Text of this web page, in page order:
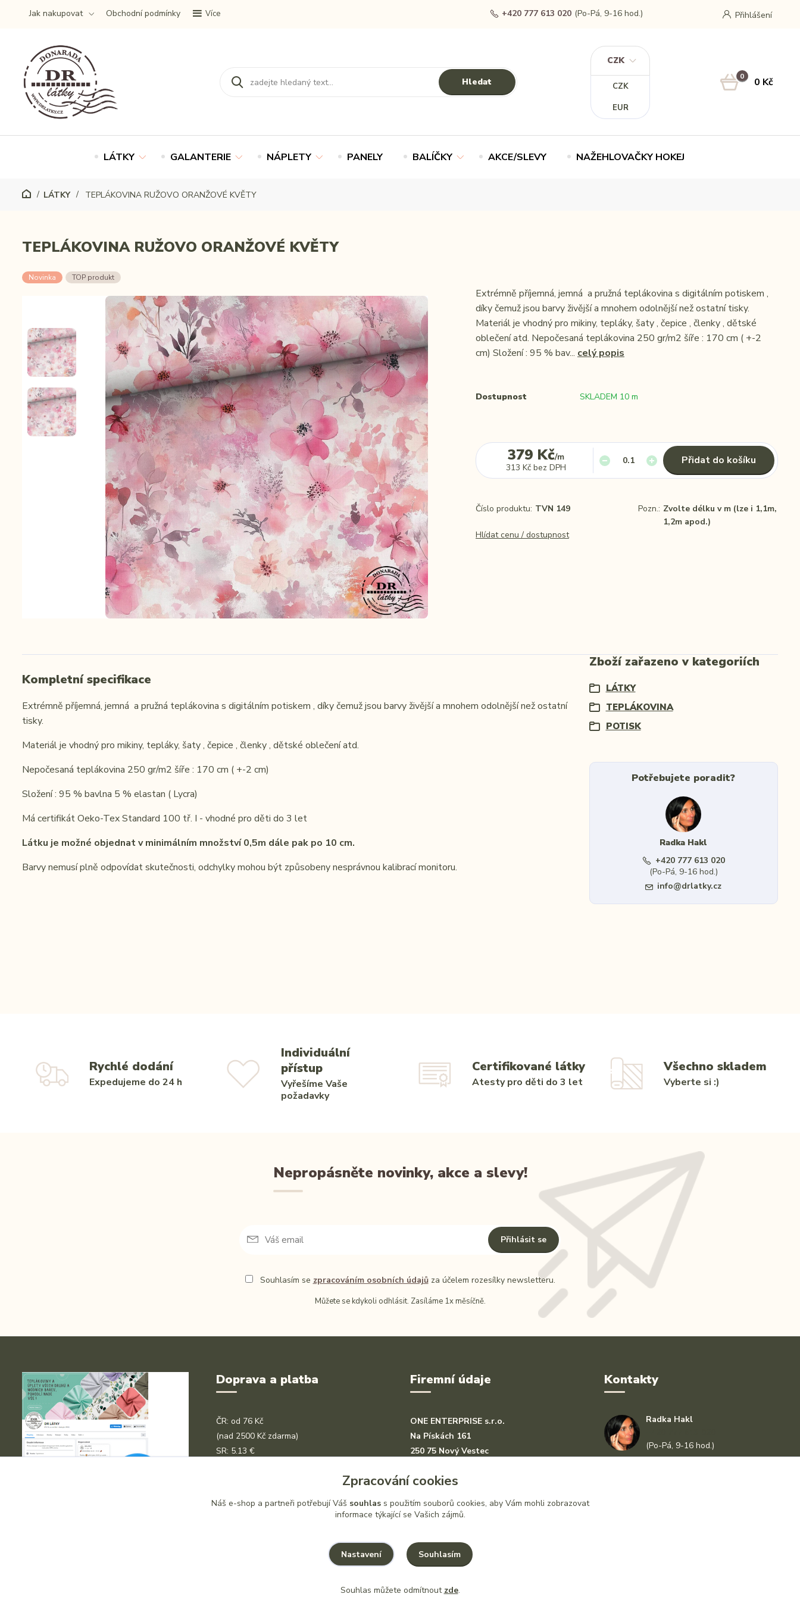
Jak nakupovat Obchodní podmínky Více
CZK
CZK
EUR
Přihlášení
Hledat
+420 777 613 020 (Po-Pá, 9-16 hod.)
0 0 Kč
LÁTKY GALANTERIE NÁPLETY PANELY BALÍČKY AKCE/SLEVY NAŽEHLOVAČKY HOKEJ
LÁTKY TEPLÁKOVINA RUŽOVO ORANŽOVÉ KVĚTY
TEPLÁKOVINA RUŽOVO ORANŽOVÉ KVĚTY
Novinka TOP produkt
Extrémně příjemná, jemná a pružná teplákovina s digitálním potiskem ,
díky čemuž jsou barvy živější a mnohem odolnější než ostatní tisky.
Materiál je vhodný pro mikiny, tepláky, šaty , čepice , členky , dětské
oblečení atd. Nepočesaná teplákovina 250 gr/m2 šíře : 170 cm ( +-2
cm) Složení : 95 % bav... celý popis
Dostupnost SKLADEM 10 m
379 Kč/m
313 Kč bez DPH
Přidat do košíku
Číslo produktu: TVN 149 Pozn.: Zvolte délku v m (lze i 1,1m,
1,2m apod.)
Hlídat cenu / dostupnost
Kompletní specifikace
Extrémně příjemná, jemná a pružná teplákovina s digitálním potiskem , díky čemuž jsou barvy živější a mnohem odolnější než ostatní
tisky.
Materiál je vhodný pro mikiny, tepláky, šaty , čepice , členky , dětské oblečení atd.
Nepočesaná teplákovina 250 gr/m2 šíře : 170 cm ( +-2 cm)
Složení : 95 % bavlna 5 % elastan ( Lycra)
Má certifikát Oeko-Tex Standard 100 tř. I - vhodné pro děti do 3 let
Látku je možné objednat v minimálním množství 0,5m dále pak po 10 cm.
Barvy nemusí plně odpovídat skutečnosti, odchylky mohou být způsobeny nesprávnou kalibracímonitoru.
Zboží zařazeno v kategoriích
LÁTKY
TEPLÁKOVINA
POTISK
Potřebujete poradit?
Radka Hakl
+420 777 613 020
(Po-Pá, 9-16 hod.)
info@drlatky.cz
Rychlé dodání
Expedujeme do 24 h
Individuální
přístup
Vyřešíme Vaše
požadavky
Certifikované látky
Atesty pro děti do 3 let
Všechno skladem
Vyberte si :)
Nepropásněte novinky, akce a slevy!
Přihlásit se
Souhlasím se zpracováním osobních údajůza účelem rozesílky newsletteru.
Můžete se kdykoli odhlásit. Zasíláme 1x měsíčně.
Doprava a platba
ČR: od 76 Kč
(nad 2500 Kč zdarma)
SR: 5.13 €
Bankovní převod
Firemní údaje
ONE ENTERPRISE s.r.o.
Na Pískách 161
250 75 Nový Vestec
Kontakty
Radka Hakl
(Po-Pá, 9-16 hod.)
Zpracování cookies
Náš e-shop a partneři potřebují Váš souhlass použitím souborů cookies, aby Vám mohli zobrazovat
informace týkající se Vašich zájmů.
Nastavení Souhlasím
Souhlas můžete odmítnout zde.